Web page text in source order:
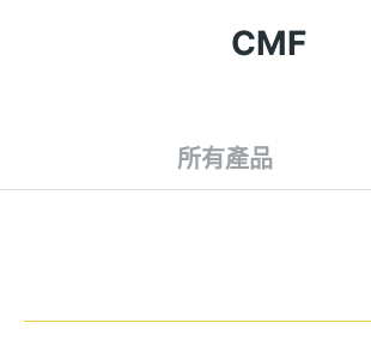
CMF
所有產品